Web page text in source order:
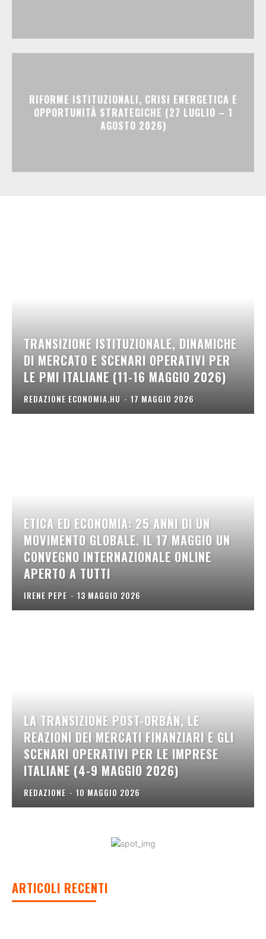
RIFORME ISTITUZIONALI, CRISI ENERGETICA E
OPPORTUNITÀ STRATEGICHE (27 LUGLIO – 1
AGOSTO 2026)
TRANSIZIONE ISTITUZIONALE, DINAMICHE
DI MERCATO E SCENARI OPERATIVI PER
LE PMI ITALIANE (11-16 MAGGIO 2026)
REDAZIONE ECONOMIA.HU - 17 MAGGIO 2026
ETICA ED ECONOMIA: 25 ANNI DI UN
MOVIMENTO GLOBALE. IL 17 MAGGIO UN
CONVEGNO INTERNAZIONALE ONLINE
APERTO A TUTTI
IRENE PEPE - 13 MAGGIO 2026
LA TRANSIZIONE POST-ORBÁN, LE
REAZIONI DEI MERCATI FINANZIARI E GLI
SCENARI OPERATIVI PER LE IMPRESE
ITALIANE (4-9 MAGGIO 2026)
REDAZIONE - 10 MAGGIO 2026
ARTICOLI RECENTI